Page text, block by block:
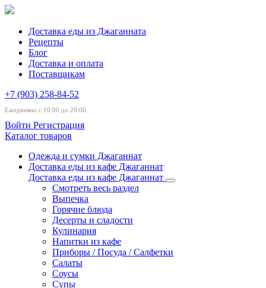
Доставка еды из Джаганната
Рецепты
Блог
Доставка и оплата
Поставщикам
+7 (903) 258-84-52
Ежедневно с 10:00 до 20:00
Войти Регистрация
Каталог товаров
Одежда и сумки Джаганнат
Доставка еды из кафе Джаганнат
Доставка еды из кафе Джаганнат
Смотреть весь раздел
Выпечка
Горячие блюда
Десерты и сладости
Кулинария
Напитки из кафе
Приборы / Посуда / Салфетки
Салаты
Соусы
Супы